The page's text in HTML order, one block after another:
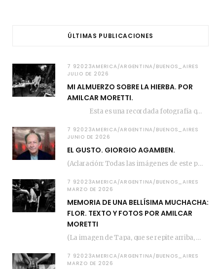
ÚLTIMAS PUBLICACIONES
7 92023AMERICA/ARGENTINA/BUENOS_AIRES
JULIO DE 2026
MI ALMUERZO SOBRE LA HIERBA. POR
AMILCAR MORETTI.
Esta es una recordada fotografía que registré…
7 92023AMERICA/ARGENTINA/BUENOS_AIRES
JUNIO DE 2026
EL GUSTO. GIORGIO AGAMBEN.
(Aclaración: Todas las imágenes de este posteo fueron tomadas de Bloghemia.com, y todos los…
7 92023AMERICA/ARGENTINA/BUENOS_AIRES
MARZO DE 2026
MEMORIA DE UNA BELLÍSIMA MUCHACHA:
FLOR. TEXTO Y FOTOS POR AMILCAR
MORETTI
(La imagen de Tapa, que se repite arriba, fue compuesta por Amilcar Moretti el viernes…
7 92023AMERICA/ARGENTINA/BUENOS_AIRES
MARZO DE 2026